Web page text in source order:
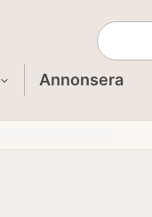
Annonsera